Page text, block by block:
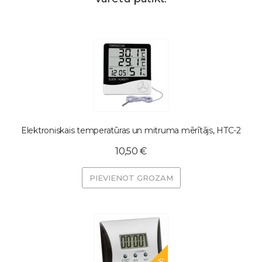
Elektroniskais temperatūras un mitruma mērītājs, HTC-2
10,50 €
PIEVIENOT GROZAM